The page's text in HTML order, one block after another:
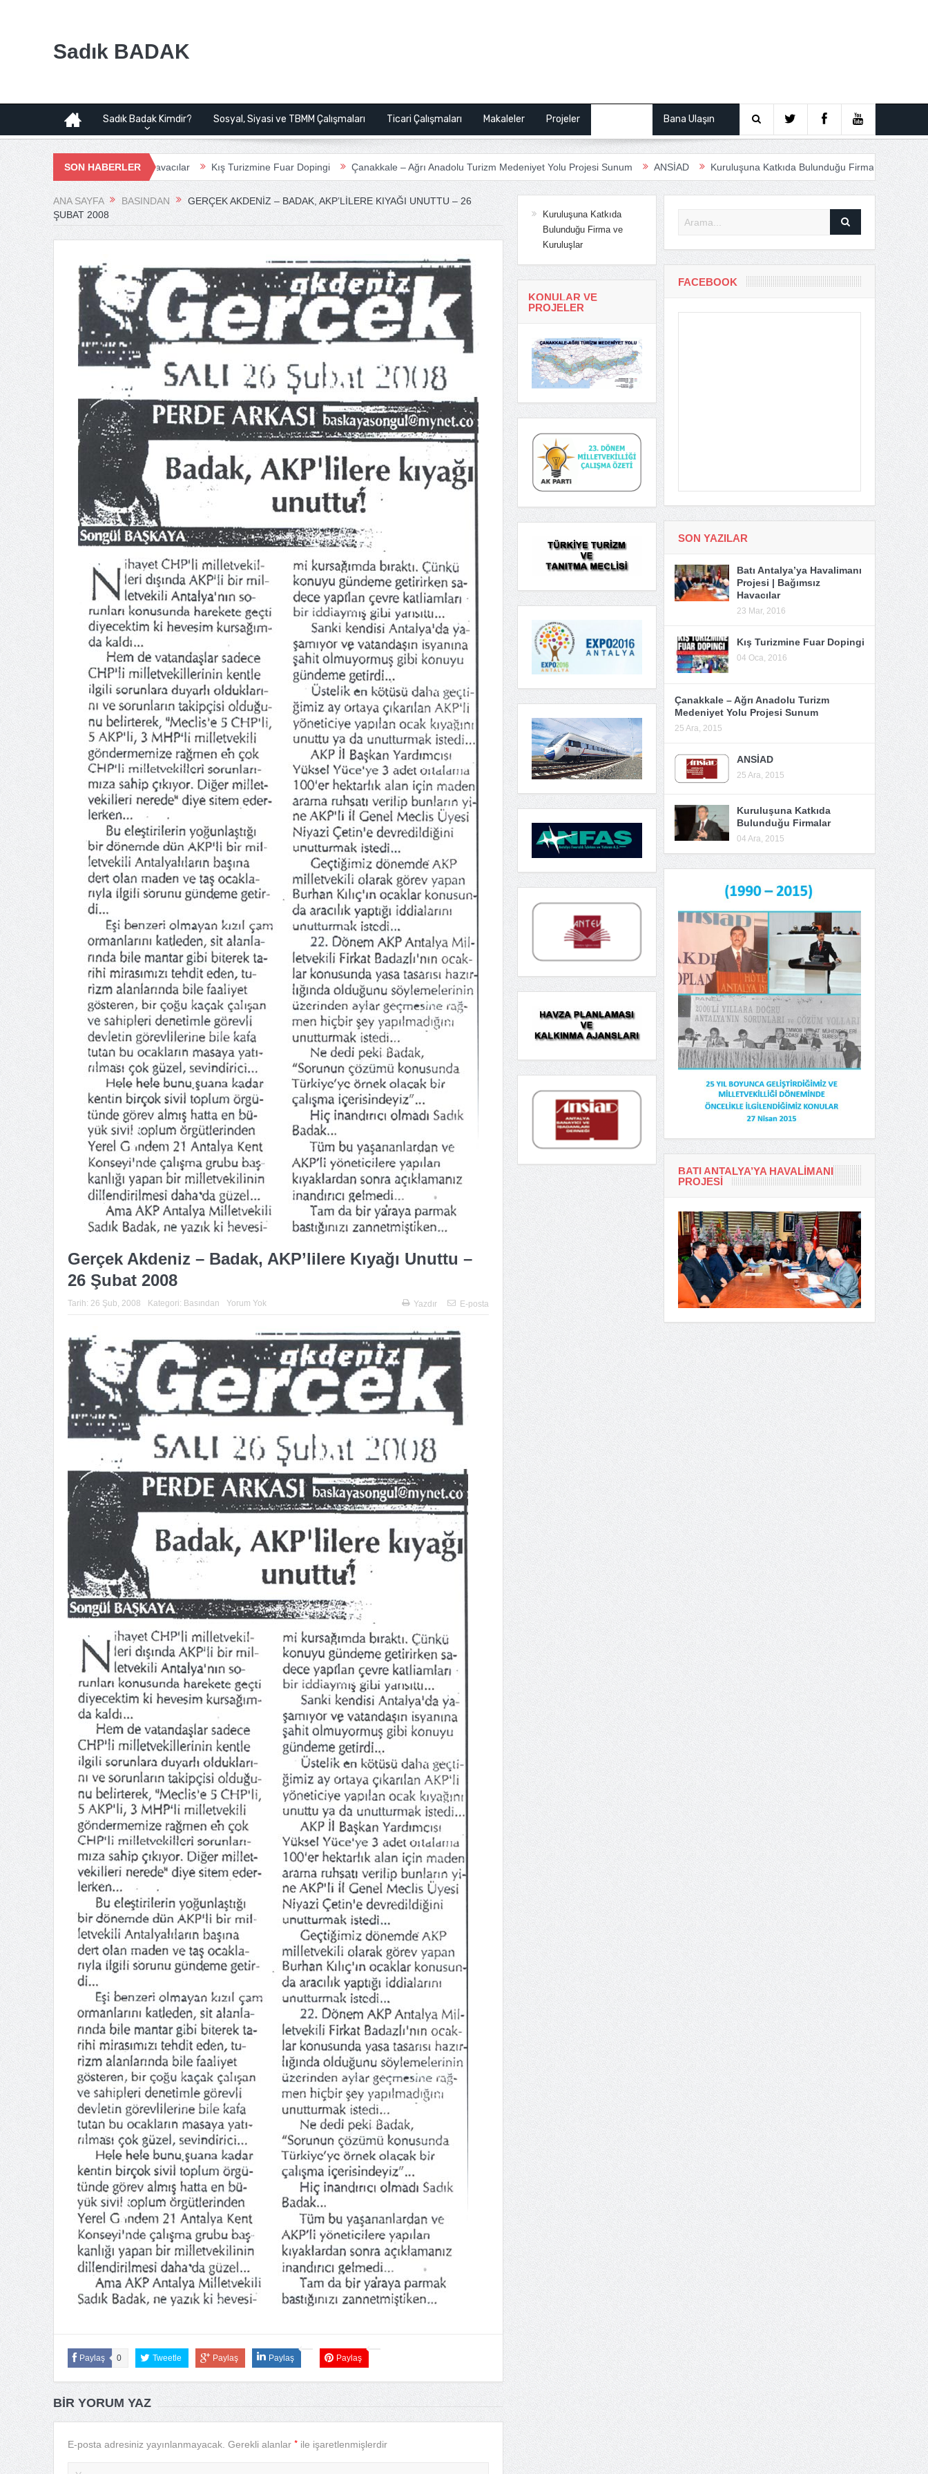
Sadık BADAK
Sadık Badak Kimdir? Sosyal, Siyasi ve TBMM Çalışmaları Ticari Çalışmaları Makaleler Projeler Bana Ulaşın
SON HABERLER
| Bağımsız Havacılar Kış Turizmine Fuar Dopingi Çanakkale – Ağrı Anadolu Turizm Medeniyet Yolu Projesi Sunum ANSİAD Kuruluşuna Katkıda Bulunduğu Firmalar Anfas Roadshow
ANA SAYFA BASINDAN
GERÇEK AKDENIZ – BADAK, AKP’LILERE KIYAĞI UNUTTU – 26
ŞUBAT 2008
Gerçek Akdeniz – Badak, AKP’lilere Kıyağı Unuttu –
26 Şubat 2008
Tarih: 26 Şub, 2008 Kategori: Basından Yorum Yok Yazdır E-posta
Paylaş 0 Tweetle Paylaş Paylaş Paylaş
BIR YORUM YAZ
E-posta adresiniz yayınlanmayacak. Gerekli alanlar *ile işaretlenmişlerdir
Kuruluşuna Katkıda
Bulunduğu Firma ve
Kuruluşlar
KONULAR VE
PROJELER
FACEBOOK
SON YAZILAR
Batı Antalya’ya Havalimanı
Projesi | Bağımsız
Havacılar
23 Mar, 2016
Kış Turizmine Fuar Dopingi
04 Oca, 2016
Çanakkale – Ağrı Anadolu Turizm
Medeniyet Yolu Projesi Sunum
25 Ara, 2015
ANSİAD
25 Ara, 2015
Kuruluşuna Katkıda
Bulunduğu Firmalar
04 Ara, 2015
BATI ANTALYA’YA HAVALIMANI
PROJESI